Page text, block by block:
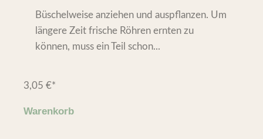
Büschelweise anziehen und auspflanzen. Um
längere Zeit frische Röhren ernten zu
können, muss ein Teil schon...
3,05 €*
Warenkorb